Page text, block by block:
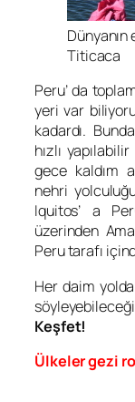
Titicaca
Peru’ da
yeri var
kadardı.
hızlı
gece kaldım
nehri
Iquitos’ a
üzerinden
Peru tarafı
Her daim
Keşfet!
Ülkeler gezi